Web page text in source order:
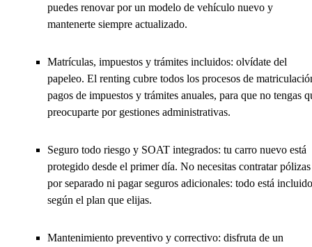
puedes renovar por un modelo de vehículo nuevo y
mantenerte siempre actualizado.
Matrículas, impuestos y trámites incluidos: olvídate del
papeleo. El renting cubre todos los procesos de
pagos de impuestos y trámites anuales, para que no tengas
preocuparte por gestiones administrativas.
Seguro todo riesgo y SOAT integrados: tu carro nuevo está
protegido desde el primer día. No necesitas contratar pólizas
por separado ni pagar seguros adicionales: todo está incluido
según el plan que elijas.
Mantenimiento preventivo y correctivo: disfruta de un